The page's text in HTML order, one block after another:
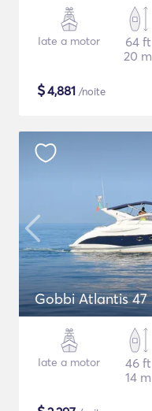
Iate a motor
64 ft
20 m
$4,881 /noite
Gobbi Atlantis 47
Iate a motor
46 ft
14 m